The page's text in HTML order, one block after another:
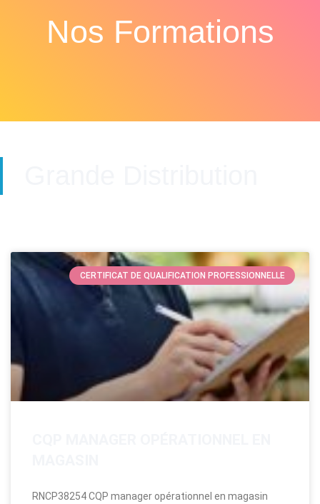
Nos Formations
CERTIFICAT DE QUALIFICATION PROFESSIONNELLE
RNCP38254 CQP manager opérationnel en magasin